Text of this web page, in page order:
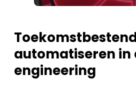
Privacy / Cookie statement
Vacature aanmelden
Vacatures
automatiseren in
engineering